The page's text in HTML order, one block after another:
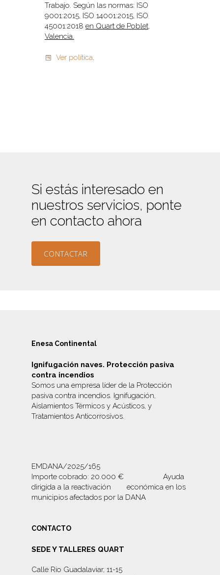
Trabajo. Según las normas: ISO
9001:2015, ISO 14001:2015, ISO
45001:2018 en Quart de Poblet,
Valencia.
Ver política.
Si estás interesado en
nuestros servicios, ponte
en contacto ahora
CONTACTAR
Enesa Continental
Ignifugación naves. Protección pasiva
contra incendios
Somos una empresa líder de la Protección
pasiva contra incendios. Ignifugación,
Aislamientos Térmicos y Acústicos, y
Tratamientos Anticorrosivos.
EMDANA/2025/165
Importe cobrado: 20.000 € Ayuda
dirigida a la reactivación económica en los
municipios afectados por la DANA
CONTACTO
SEDE Y TALLERES QUART
Calle Rio Guadalaviar, 11-15